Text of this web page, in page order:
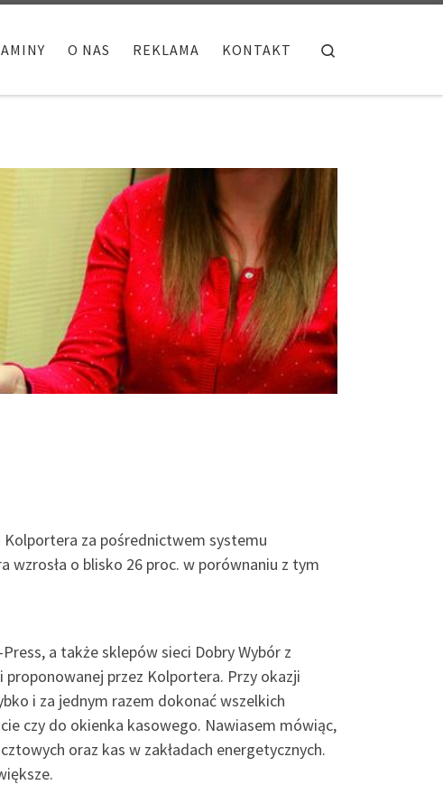
O NAS REKLAMA KONTAKT
Kolportera za pośrednictwem systemu
wzrosła o blisko 26 proc. w porównaniu z tym
a także sklepów sieci Dobry Wybór z
przez Kolportera. Przy okazji
i za jednym razem dokonać wszelkich
czy do okienka kasowego. Nawiasem mówiąc,
oraz kas w zakładach energetycznych.